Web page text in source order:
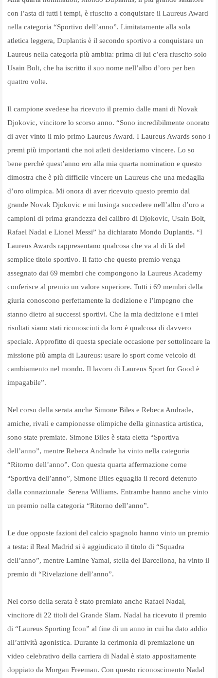
con l’asta di tutti i tempi, è riuscito a conquistare il Laureus Award
nella categoria “Sportivo dell’anno”. Limitatamente alla sola
atletica leggera, Duplantis è il secondo sportivo a conquistare un
Laureus nella categoria più ambita: prima di lui c’era riuscito solo
Usain Bolt, che ha iscritto il suo nome nell’albo d’oro per ben
quattro volte.
Il campione svedese ha ricevuto il premio dalle mani di Novak
Djokovic, vincitore lo scorso anno. “Sono incredibilmente onorato
di aver vinto il mio primo Laureus Award. I Laureus Awards sono i
premi più importanti che noi atleti desideriamo vincere. Lo so
bene perchè quest’anno ero alla mia quarta nomination e questo
dimostra che è più difficile vincere un Laureus che una medaglia
d’oro olimpica. Mi onora di aver ricevuto questo premio dal
grande Novak Djokovic e mi lusinga succedere nell’albo d’oro a
campioni di prima grandezza del calibro di Djokovic, Usain Bolt,
Rafael Nadal e Lionel Messi” ha dichiarato Mondo Duplantis. “I
Laureus Awards rappresentano qualcosa che va al di là del
semplice titolo sportivo. Il fatto che questo premio venga
assegnato dai 69 membri che compongono la Laureus Academy
conferisce al premio un valore superiore. Tutti i 69 membri della
giuria conoscono perfettamente la dedizione e l’impegno che
stanno dietro ai successi sportivi. Che la mia dedizione e i miei
risultati siano stati riconosciuti da loro è qualcosa di davvero
speciale. Approfitto di questa speciale occasione per sottolineare la
missione più ampia di Laureus: usare lo sport come veicolo di
cambiamento nel mondo. Il lavoro di Laureus Sport for Good è
impagabile”.
Nel corso della serata anche Simone Biles e Rebeca Andrade,
amiche, rivali e campionesse olimpiche della ginnastica artistica,
sono state premiate. Simone Biles è stata eletta “Sportiva
dell’anno”, mentre Rebeca Andrade ha vinto nella categoria
“Ritorno dell’anno”. Con questa quarta affermazione come
“Sportiva dell’anno”, Simone Biles eguaglia il record detenuto
dalla connazionale Serena Williams. Entrambe hanno anche vinto
un premio nella categoria “Ritorno dell’anno”.
Le due opposte fazioni del calcio spagnolo hanno vinto un premio
a testa: il Real Madrid si è aggiudicato il titolo di “Squadra
dell’anno”, mentre Lamine Yamal, stella del Barcellona, ha vinto il
premio di “Rivelazione dell’anno”.
Nel corso della serata è stato premiato anche Rafael Nadal,
vincitore di 22 titoli del Grande Slam. Nadal ha ricevuto il premio
di “Laureus Sporting Icon” al fine di un anno in cui ha dato addio
all’attività agonistica. Durante la cerimonia di premiazione un
video celebrativo della carriera di Nadal è stato appositamente
doppiato da Morgan Freeman. Con questo riconoscimento Nadal